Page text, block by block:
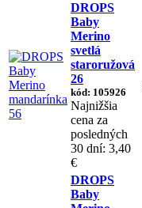
DROPS
Baby
Merino
svetlá
staroružová
26
kód: 105926
Najnižšia
cena za
posledných
30 dní: 3,40
€
DROPS
Baby